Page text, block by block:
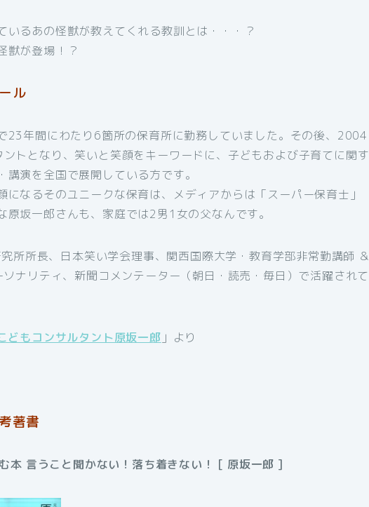
いるあの怪獣が教えてくれる教訓とは・・・？
獣が登場！？
ル
23年間にわたり6箇所の保育所に勤務していました。その後、2004
トとなり、笑いと笑顔をキーワードに、子どもおよび子育てに関す
演を全国で展開している方です。
になるそのユニークな保育は、メディアからは「スーパー保育士」
原坂一郎さんも、家庭では2男1女の父なんです。
所所長、日本笑い学会理事、関西国際大学・教育学部非常勤講師 ＆
ナリティ、新聞コメンテーター（朝日・読売・毎日）で活躍されて
どもコンサルタント原坂一郎 」より
著書
本 言うこと聞かない！落ち着きない！ [ 原坂一郎 ]